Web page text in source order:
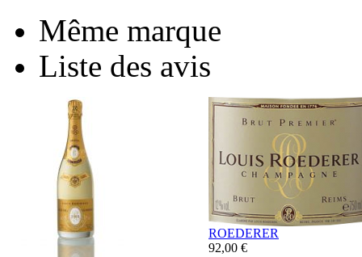
Même marque
Liste des avis
ROEDERER
92,00 €